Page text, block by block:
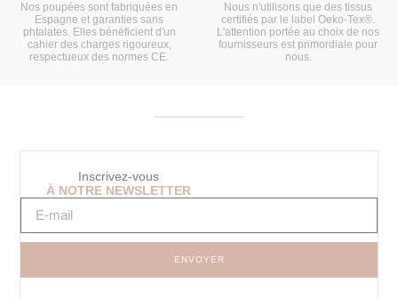
Nos poupées sont fabriquées en
Espagne et garanties sans
phtalates. Elles bénéficient d'un
cahier des charges rigoureux,
respectueux des normes CE.
Nous n'utilisons que des tissus
certifiés par le label Oeko-Tex®.
L'attention portée au choix de nos
fournisseurs est primordiale pour
nous.
Inscrivez-vous
À NOTRE NEWSLETTER
ENVOYER